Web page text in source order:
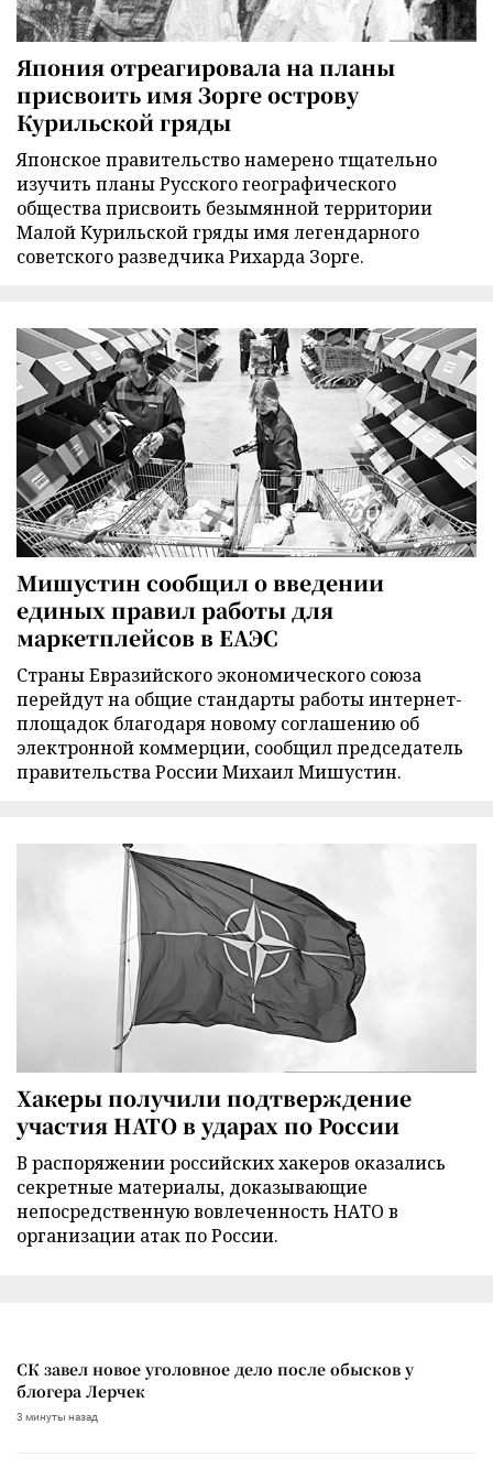
Япония отреагировала на планы
присвоить имя Зорге острову
Курильской гряды
Японское правительство намерено тщательно
изучить планы Русского географического
общества присвоить безымянной территории
Малой Курильской гряды имя легендарного
советского разведчика Рихарда Зорге.
Мишустин сообщил о введении
единых правил работы для
маркетплейсов в ЕАЭС
Страны Евразийского экономического союза
перейдут на общие стандарты работы интернет-
площадок благодаря новому соглашению об
электронной коммерции, сообщил председатель
правительства России Михаил Мишустин.
Хакеры получили подтверждение
участия НАТО в ударах по России
В распоряжении российских хакеров оказались
секретные материалы, доказывающие
непосредственную вовлеченность НАТО в
организации атак по России.
СК завел новое уголовное дело после обысков у
блогера Лерчек
3 минуты назад